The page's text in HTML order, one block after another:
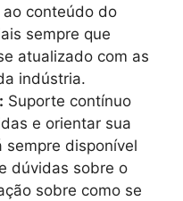
conteúdo do
sempre que
atualizado com as
indústria.
Suporte contínuo
e orientar sua
sempre disponível
dúvidas sobre o
sobre como se